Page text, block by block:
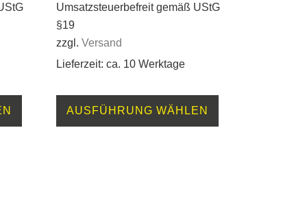
Dieses
Produkt
Umsatzsteuerbefreit gemäß UStG
§19
zzgl. Versand
Lieferzeit: ca. 10 Werktage
AUSFÜHRUNG WÄHLEN
Dieses